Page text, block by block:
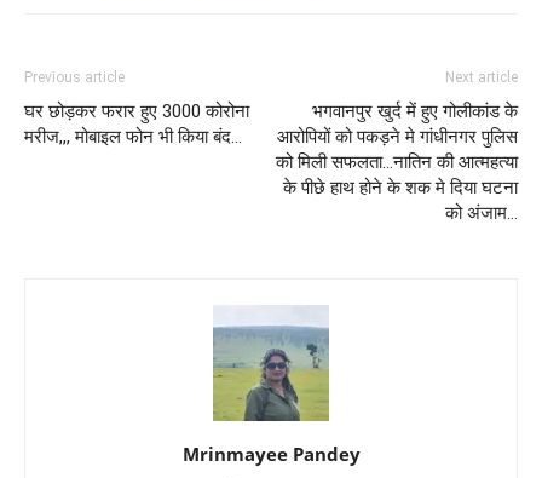
Previous article
घर छोड़कर फरार हुए 3000 कोरोना
मरीज,,, मोबाइल फोन भी किया बंद…
Next article
भगवानपुर खुर्द में हुए गोलीकांड के
आरोपियों को पकड़ने मे गांधीनगर पुलिस
को मिली सफलता…नातिन की आत्महत्या
के पीछे हाथ होने के शक मे दिया घटना
को अंजाम…
Mrinmayee Pandey